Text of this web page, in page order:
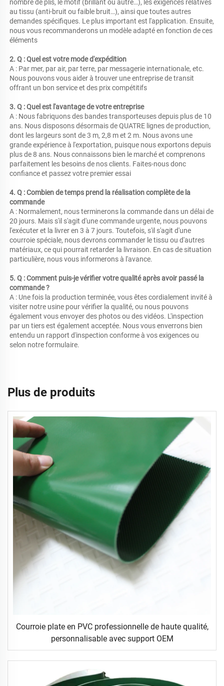
nombre de plis, le motif (brillant ou autre…), les exigences relatives
au tissu (anti-bruit ou faible bruit…), ainsi que toutes autres
demandes spécifiques. Le plus important est l'application. Ensuite,
nous vous recommanderons un modèle adapté en fonction de ces
éléments
2. Q : Quel est votre mode d'expédition
A : Par mer, par air, par terre, par messagerie internationale, etc.
Nous pouvons vous aider à trouver une entreprise de transit
offrant un bon service et des prix compétitifs
3. Q : Quel est l'avantage de votre entreprise
A : Nous fabriquons des bandes transporteuses depuis plus de 10
ans. Nous disposons désormais de QUATRE lignes de production,
dont les largeurs sont de 3 m, 2,8 m et 2 m. Nous avons une
grande expérience à l'exportation, puisque nous exportons depuis
plus de 8 ans. Nous connaissons bien le marché et comprenons
parfaitement les besoins de nos clients. Faites-nous donc
confiance et passez votre premier essai
4. Q : Combien de temps prend la réalisation complète de la
commande
A : Normalement, nous terminerons la commande dans un délai de
20 jours. Mais s'il s'agit d'une commande urgente, nous pouvons
l'exécuter et la livrer en 3 à 7 jours. Toutefois, s'il s'agit d'une
courroie spéciale, nous devrons commander le tissu ou d'autres
matériaux, ce qui pourrait retarder la livraison. En cas de situation
particulière, nous vous informerons à l'avance.
5. Q : Comment puis-je vérifier votre qualité après avoir passé la
commande ?
A : Une fois la production terminée, vous êtes cordialement invité à
visiter notre usine pour vérifier la qualité, ou nous pouvons
également vous envoyer des photos ou des vidéos. L'inspection
par un tiers est également acceptée. Nous vous enverrons bien
entendu un rapport d'inspection conforme à vos exigences ou
selon notre formulaire.
Plus de produits
Courroie plate en PVC professionnelle de haute qualité,
personnalisable avec support OEM